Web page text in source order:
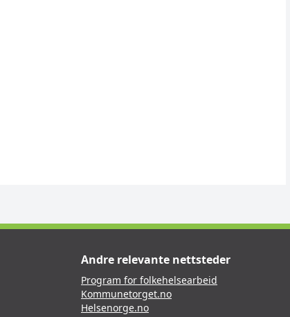
Andre relevante nettsteder
Program for folkehelsearbeid
Kommunetorget.no
Helsenorge.no